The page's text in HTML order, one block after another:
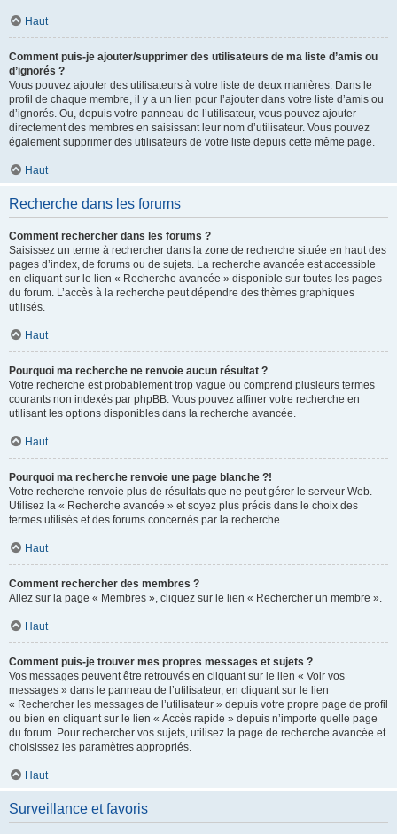
Haut
Comment puis-je ajouter/supprimer des utilisateurs de ma liste d’amis ou
d’ignorés ?
Vous pouvez ajouter des utilisateurs à votre liste de deux manières. Dans le
profil de chaque membre, il y a un lien pour l’ajouter dans votre liste d’amis ou
d’ignorés. Ou, depuis votre panneau de l’utilisateur, vous pouvez ajouter
directement des membres en saisissant leur nom d’utilisateur. Vous pouvez
également supprimer des utilisateurs de votre liste depuis cette même page.
Haut
Recherche dans les forums
Comment rechercher dans les forums ?
Saisissez un terme à rechercher dans la zone de recherche située en haut des
pages d’index, de forums ou de sujets. La recherche avancée est accessible
en cliquant sur le lien « Recherche avancée » disponible sur toutes les pages
du forum. L’accès à la recherche peut dépendre des thèmes graphiques
utilisés.
Haut
Pourquoi ma recherche ne renvoie aucun résultat ?
Votre recherche est probablement trop vague ou comprend plusieurs termes
courants non indexés par phpBB. Vous pouvez affiner votre recherche en
utilisant les options disponibles dans la recherche avancée.
Haut
Pourquoi ma recherche renvoie une page blanche ?!
Votre recherche renvoie plus de résultats que ne peut gérer le serveur Web.
Utilisez la « Recherche avancée » et soyez plus précis dans le choix des
termes utilisés et des forums concernés par la recherche.
Haut
Comment rechercher des membres ?
Allez sur la page « Membres », cliquez sur le lien « Rechercher un membre ».
Haut
Comment puis-je trouver mes propres messages et sujets ?
Vos messages peuvent être retrouvés en cliquant sur le lien « Voir vos
messages » dans le panneau de l’utilisateur, en cliquant sur le lien
« Rechercher les messages de l’utilisateur » depuis votre propre page de profil
ou bien en cliquant sur le lien « Accès rapide » depuis n’importe quelle page
du forum. Pour rechercher vos sujets, utilisez la page de recherche avancée et
choisissez les paramètres appropriés.
Haut
Surveillance et favoris